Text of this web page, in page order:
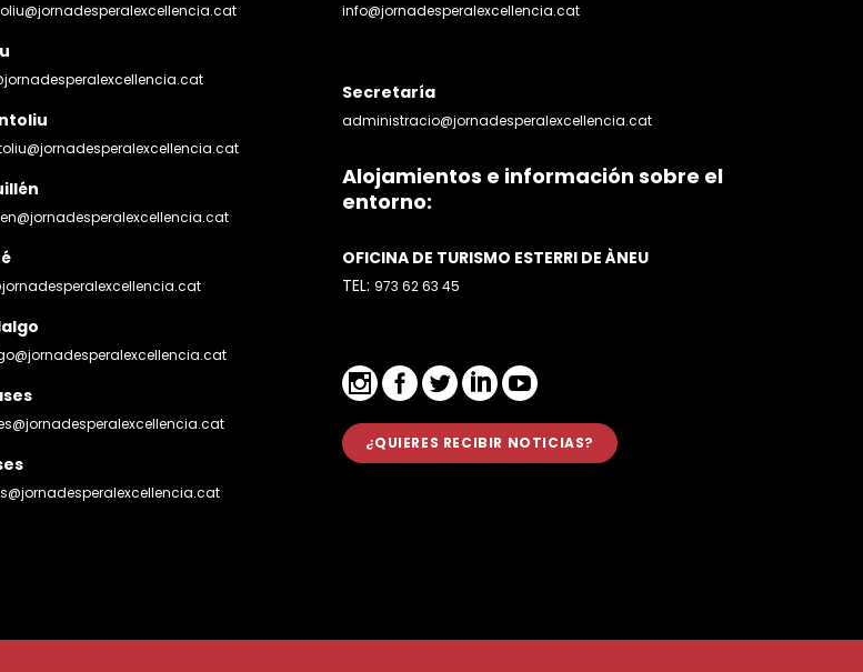
info@jornadesperalexcellencia.cat
Secretaría
administracio@jornadesperalexcellencia.cat
Alojamientos e información sobre el
entorno:
OFICINA DE TURISMO ESTERRI DE ÀNEU
TEL: 973 62 63 45
¿QUIERES RECIBIR NOTICIAS?